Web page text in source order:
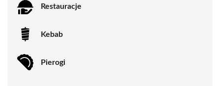
Restauracje
Kebab
Pierogi